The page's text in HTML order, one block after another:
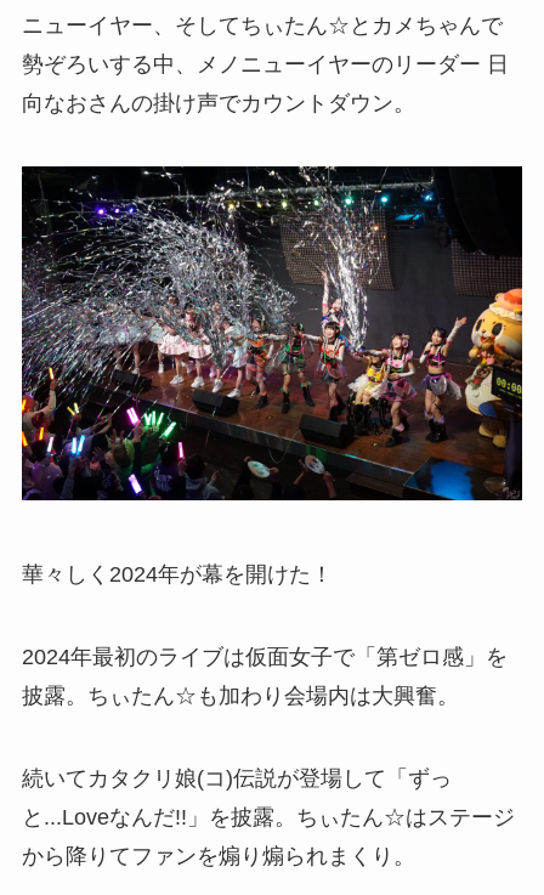
ニューイヤー、そしてちぃたん☆とカメちゃんで
勢ぞろいする中、メノニューイヤーのリーダー 日
向なおさんの掛け声でカウントダウン。
華々しく2024年が幕を開けた！
2024年最初のライブは仮面女子で「第ゼロ感」を
披露。ちぃたん☆も加わり会場内は大興奮。
続いてカタクリ娘(コ)伝説が登場して「ずっ
と...Loveなんだ!!」を披露。ちぃたん☆はステージ
から降りてファンを煽り煽られまくり。